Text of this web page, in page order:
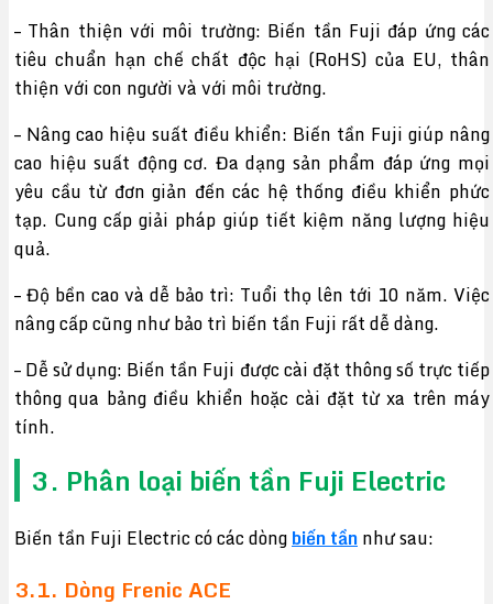
– Thân thiện với môi trường: Biến tần Fuji đáp ứng các
tiêu chuẩn hạn chế chất độc hại (RoHS) của EU, thân
thiện với con người và với môi trường.
– Nâng cao hiệu suất điều khiển: Biến tần Fuji giúp nâng
cao hiệu suất động cơ. Đa dạng sản phẩm đáp ứng mọi
yêu cầu từ đơn giản đến các hệ thống điều khiển phức
tạp. Cung cấp giải pháp giúp tiết kiệm năng lượng hiệu
quả.
– Độ bền cao và dễ bảo trì: Tuổi thọ lên tới 10 năm. Việc
nâng cấp cũng như bảo trì biến tần Fuji rất dễ dàng.
– Dễ sử dụng: Biến tần Fuji được cài đặt thông số trực tiếp
thông qua bảng điều khiển hoặc cài đặt từ xa trên máy
tính.
3. Phân loại biến tần Fuji Electric
Biến tần Fuji Electric có các dòngbiến tầnnhư sau:
3.1. Dòng Frenic ACE